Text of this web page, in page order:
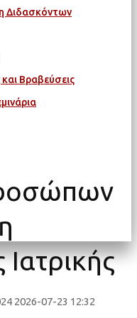
Διδασκόντων
Βραβεύσεις
2026-07-23 12:32